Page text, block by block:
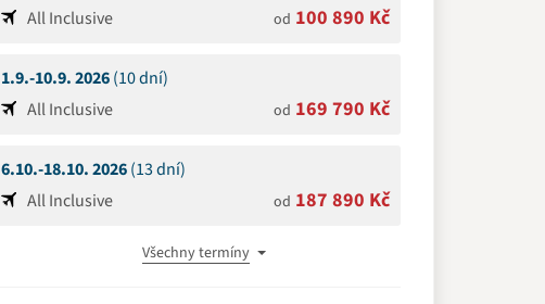
All Inclusive
od 100 890 Kč
1.9.-10.9. 2026(10 dní)
All Inclusive
od 169 790 Kč
6.10.-18.10. 2026(13 dní)
All Inclusive
od 187 890 Kč
Všechny termíny